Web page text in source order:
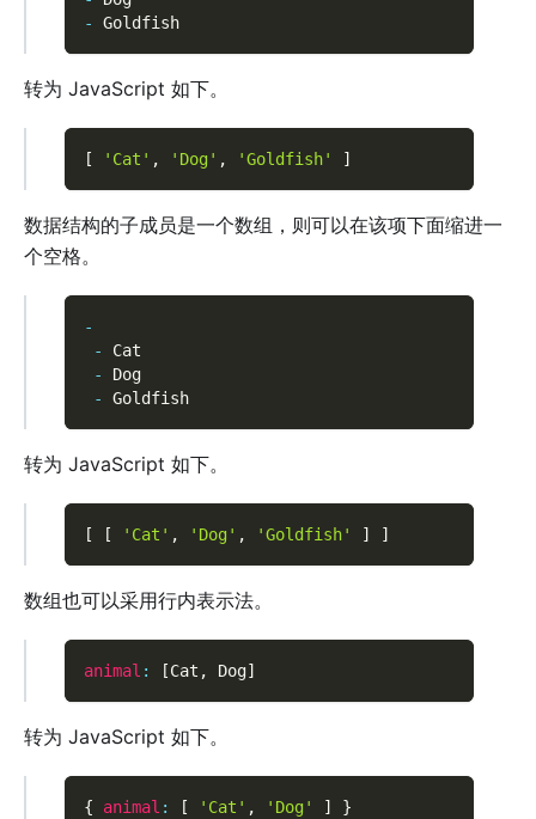
-
Goldfish
转为 JavaScript 如下。
[ 'Cat' , 'Dog' , 'Goldfish' ]
数据结构的子成员是一个数组，则可以在该项下面缩进一
个空格。
-
-
Cat
-
Dog
-
Goldfish
转为 JavaScript 如下。
[ [ 'Cat' , 'Dog' , 'Goldfish' ] ]
数组也可以采用行内表示法。
animal : [Cat , Dog]
转为 JavaScript 如下。
{ animal : [ 'Cat' , 'Dog' ] }